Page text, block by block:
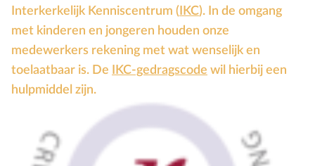
Interkerkelijk Kenniscentrum ( IKC). In de omgang
met kinderen en jongeren houden onze
medewerkers rekening met wat wenselijk en
toelaatbaar is. De
IKC-gedragscode wil hierbij een
hulpmiddel zijn.